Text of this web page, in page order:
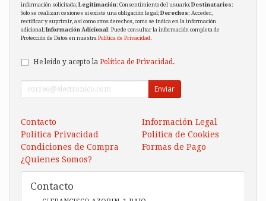
información solicitada;Legitimación: Consentimiento del usuario;Destinatarios:
Solo se realizan cesiones si existe una obligación legal;Derechos: Acceder,
rectificar y suprimir, así como otros derechos, como se indica en la información
adicional;Información Adicional: Puede consultar la información completa de
Protección de Datos en nuestra Política de Privacidad.
He leído y acepto la Política de Privacidad .
Enviar
Contacto
Información Legal
Política Privacidad
Política de Cookies
Condiciones de Compra
Formas de Pago
¿Quienes Somos?
Contacto